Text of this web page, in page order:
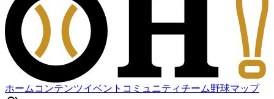
ホーム コンテンツイベント コミュニティチーム野球マップ